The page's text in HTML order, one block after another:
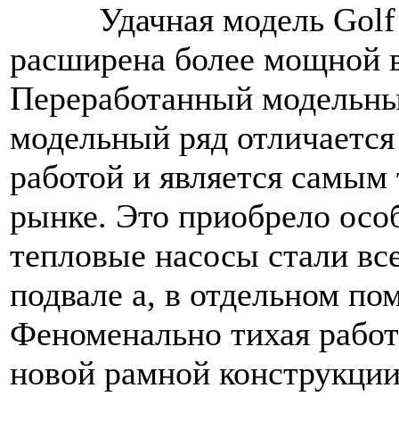
Удачная модель Golf
расширена более мощной
Переработанный
модельный ряд
работой и является
рынке. Это приобрело
тепловые насосы стали
подвале а, в отдельном
Феноменально тихая
новой рамной